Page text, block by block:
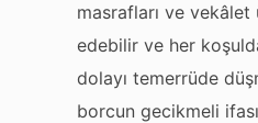
masrafları ve vekâlet
edebilir ve her
dolayı temerrüde
borcun gecikmeli